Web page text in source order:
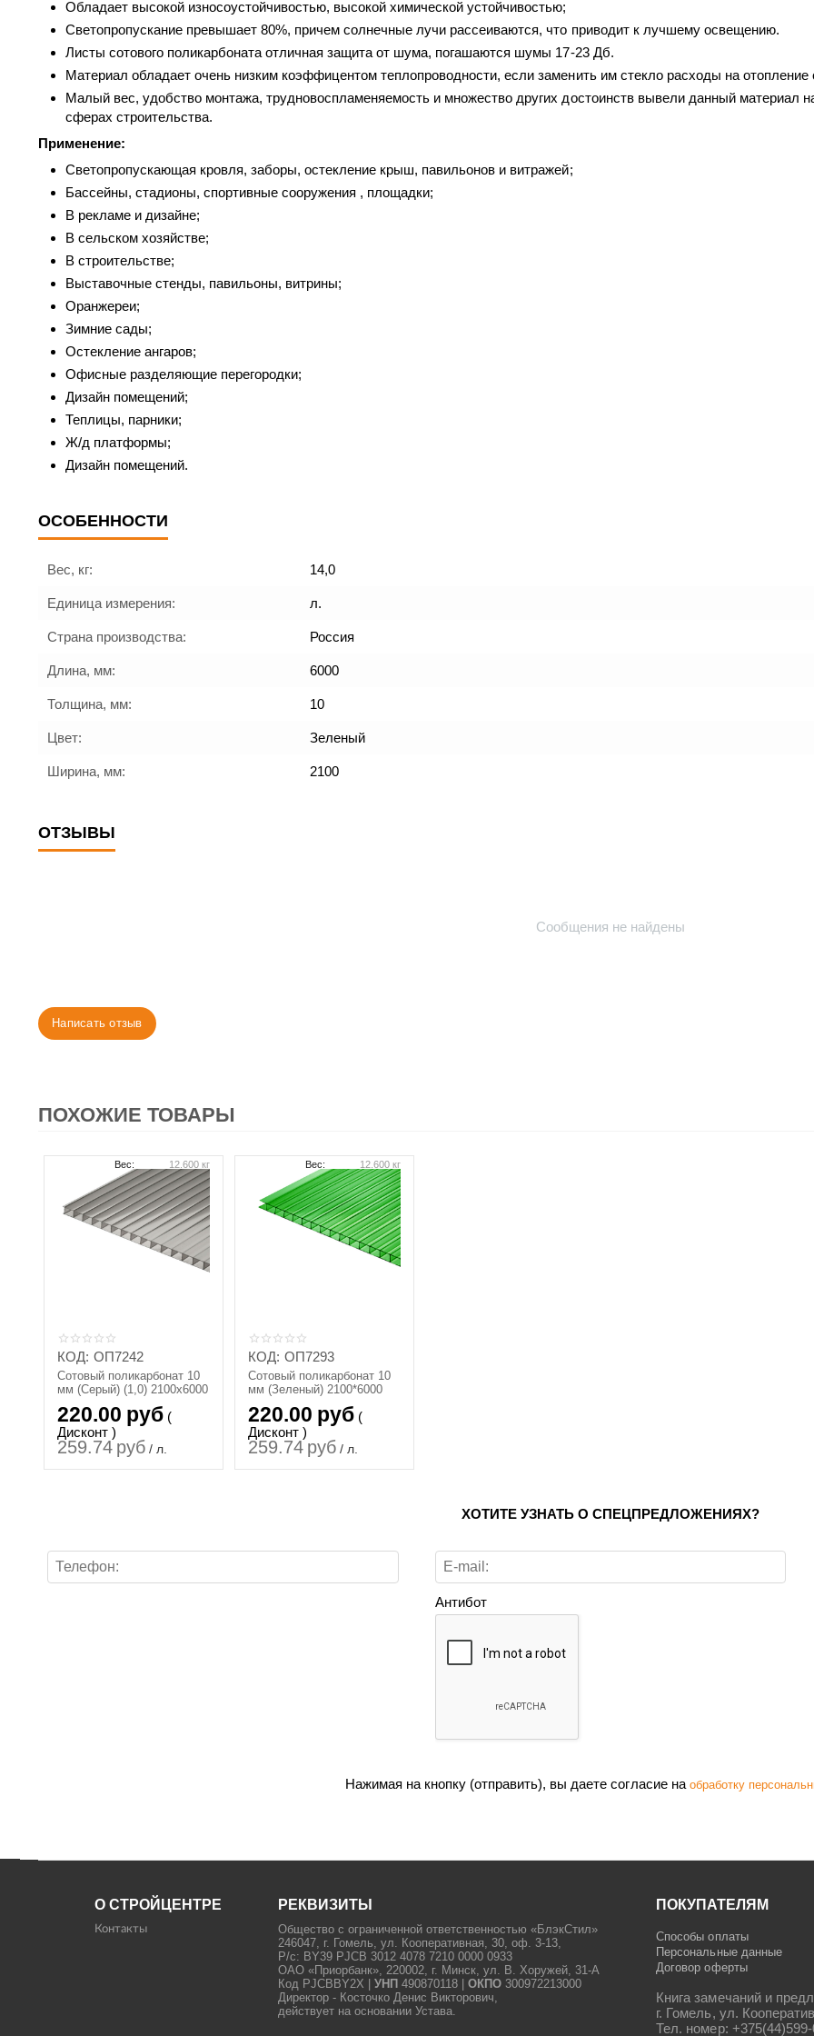
Обладает высокой износоустойчивостью, высокой химической устойчивостью;
Светопропускание превышает 80%, причем солнечные лучи рассеиваются, что приводит к лучшему освещению.
Листы сотового поликарбоната отличная защита от шума, погашаются шумы 17-23 Дб.
Материал обладает очень низким коэффицентом теплопроводности, если заменить им стекло расходы на отопление
Малый вес, удобство монтажа, трудновоспламеняемость и множество других достоинств вывели данный материал
сферах строительства.
Применение:
Cветопропускающая кровля, заборы, остекление крыш, павильонов и витражей;
Бассейны, стадионы, спортивные сооружения , площадки;
В рекламе и дизайне;
В сельском хозяйстве;
В строительстве;
Выставочные стенды, павильоны, витрины;
Оранжереи;
Зимние сады;
Остекление ангаров;
Офисные разделяющие перегородки;
Дизайн помещений;
Теплицы, парники;
Ж/д платформы;
Дизайн помещений.
ОСОБЕННОСТИ
Вес, кг: 14,0
Единица измерения: л.
Страна производства: Россия
Длина, мм: 6000
Толщина, мм: 10
Цвет: Зеленый
Ширина, мм: 2100
ОТЗЫВЫ
Сообщения не найдены
Написать отзыв
ПОХОЖИЕ ТОВАРЫ
КОД: ОП7242
Сотовый поликарбонат 10
мм (Серый) (1,0) 2100х6000
220.00 руб (
Дисконт )
259.74 руб / л.
Вес: 12.600 кг
КОД: ОП7293
Сотовый поликарбонат 10
мм (Зеленый) 2100*6000
220.00 руб (
Дисконт )
259.74 руб / л.
Вес: 12.600 кг
ХОТИТЕ УЗНАТЬ О СПЕЦПРЕДЛОЖЕНИЯХ?
Антибот
Нажимая на кнопку (отправить), вы даете согласие на обработку
О СТРОЙЦЕНТРЕ
Контакты
РЕКВИЗИТЫ
Общество с ограниченной ответственностью «БлэкСтил»
246047, г. Гомель, ул. Кооперативная, 30, оф. 3-13,
Р/с: BY39 PJCB 3012 4078 7210 0000 0933
ОАО «Приорбанк», 220002, г. Минск, ул. В. Хоружей, 31-А
Код PJCBBY2X |УНП 490870118 |ОКПО 300972213000
Директор - Косточко Денис Викторович,
действует на основании Устава.
ПОКУПАТЕЛЯМ
Способы оплаты
Персональные данные
Договор оферты
Книга замечаний и
г. Гомель, ул.
Тел. номер: